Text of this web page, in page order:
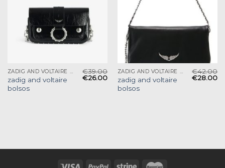
zadig and voltaire
bolsos
€39.00
€26.00
zadig and voltaire
bolsos
€42.00
€28.00